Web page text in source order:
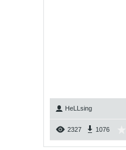
HeLLsing
2327 1076